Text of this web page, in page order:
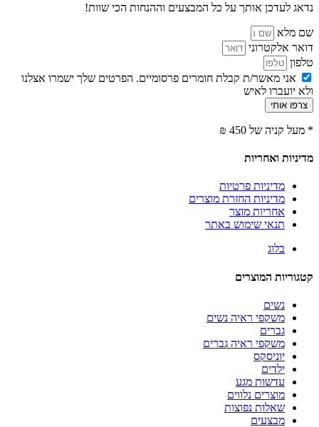
נדאג לעדכן אותך על כל המבצעים וההנחות הכי שוות!
שם מלא
דואר אלקטרוני
טלפון
אני מאשר/ת קבלת חומרים פרסומיים. הפרטים שלך ישמרו אצלנו
ולא יועברו לאיש
צרפו אותי
* מעל קניה של 450 ₪
מדיניות ואחריות
מדיניות פרטיות
מדיניות החזרת מוצרים
אחריות מוצר
תנאי שימוש באתר
בלוג
קטגוריות המוצרים
נשים
משקפי ראיה נשים
גברים
משקפי ראיה גברים
יוניסקס
ילדים
עדשות מגע
מוצרים נלווים
שאלות נפוצות
מבצעים